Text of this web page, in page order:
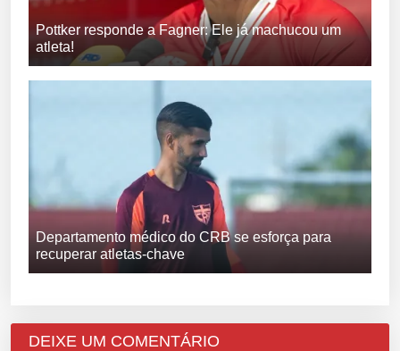
Pottker responde a Fagner: Ele já machucou um
atleta!
Departamento médico do CRB se esforça para
recuperar atletas-chave
DEIXE UM COMENTÁRIO